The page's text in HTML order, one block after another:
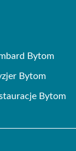
Bytom
Bytom
Bytom